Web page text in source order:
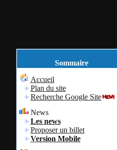
Sommaire
Accueil
Plan du site
Recherche Google Site
News
Les news
Proposer un billet
Version Mobile